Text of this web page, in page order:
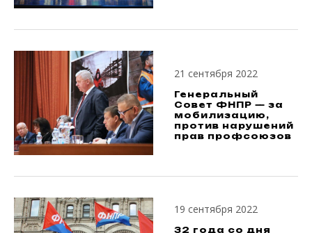
21 сентября 2022
Генеральный
Совет ФНПР — за
мобилизацию,
против нарушений
прав профсоюзов
19 сентября 2022
32 года со дня